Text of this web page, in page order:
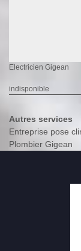
Electricien Gigean
indisponible
Autres services
Entreprise pose
Plombier Gigean